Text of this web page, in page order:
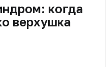
когда
верхушка